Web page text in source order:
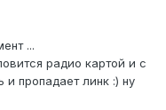
...
радио картой и с
пропадает линк :) ну